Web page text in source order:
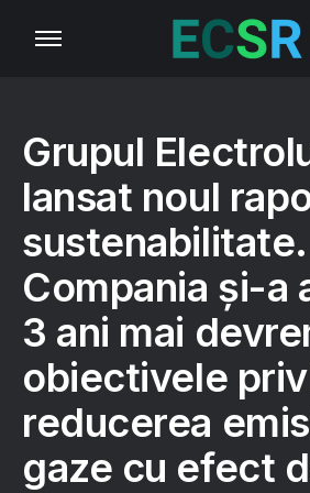
Grupul
lansat noul
sustenabilitate.
Compania și-a
3 ani mai
obiectivele
reducerea
gaze cu efect